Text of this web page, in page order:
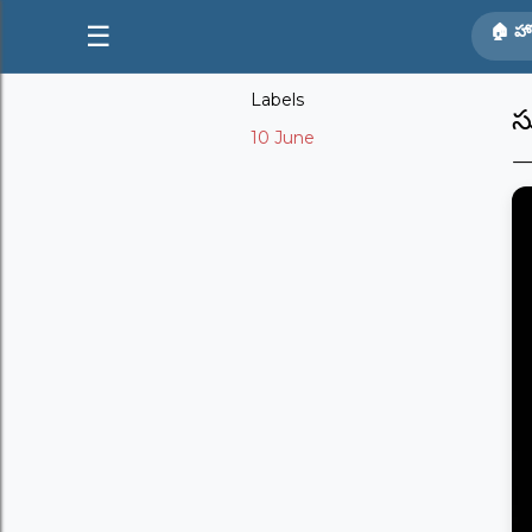
☰ 🏠
Labels
10 June